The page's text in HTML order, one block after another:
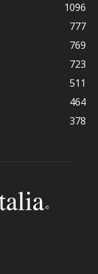
1096
777
769
723
511
464
378